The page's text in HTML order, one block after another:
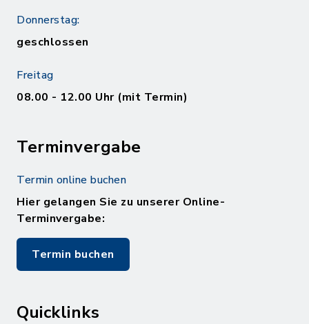
Donnerstag:
geschlossen
Freitag
08.00 - 12.00 Uhr (mit Termin)
Terminvergabe
Termin online buchen
Hier gelangen Sie zu unserer Online-
Terminvergabe:
Termin buchen
Quicklinks